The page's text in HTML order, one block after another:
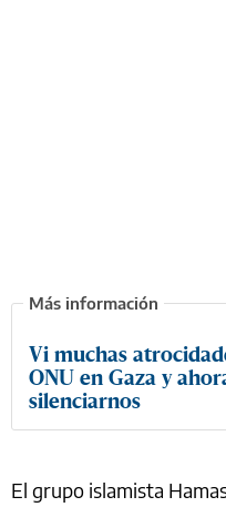
Vi muchas
ONU en Gaza y
silenciarnos
El grupo islamista